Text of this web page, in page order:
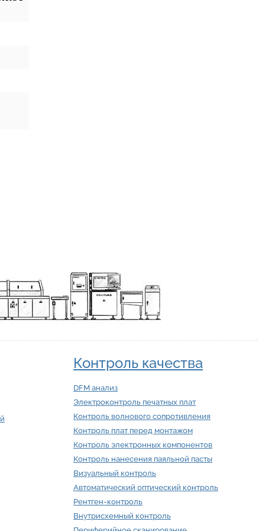
Контроль качества
DFM анализ
Электроконтроль печатных плат
Контроль волнового сопротивления
Контроль плат перед монтажом
Контроль электронных компонентов
Контроль нанесения паяльной пасты
Визуальный контроль
Автоматический оптический контроль
Рентген-контроль
Внутрисхемный контроль